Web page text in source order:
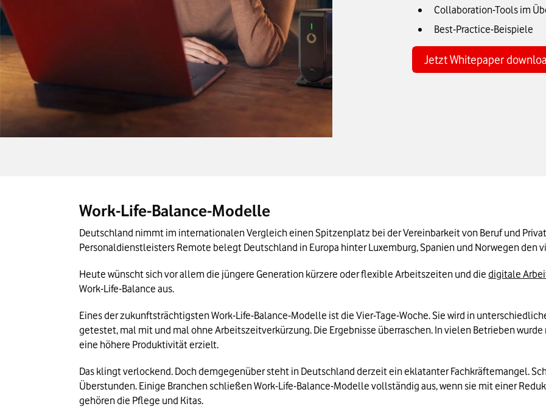
Collaboration-Tools im
Best-Practice-Beispiele
Jetzt Whitepaper
Work-Life-Balance-Modelle
Deutschland nimmt im internationalen Vergleich einen Spitzenplatz bei der Vereinbarkeit von Beruf und
Personaldienstleisters Remote belegt Deutschland in Europa hinter Luxemburg, Spanien und Norwegen den
Heute wünscht sich vor allem die jüngere Generation kürzere oder flexible Arbeitszeiten und die digitale
Work-Life-Balance aus.
Eines der zukunftsträchtigsten Work-Life-Balance-Modelle ist die Vier-Tage-Woche. Sie wird in
getestet, mal mit und mal ohne Arbeitszeitverkürzung. Die Ergebnisse überraschen. In vielen Betrieben
eine höhere Produktivität erzielt.
Das klingt verlockend. Doch demgegenüber steht in Deutschland derzeit ein eklatanter Fachkräftemangel.
Überstunden. Einige Branchen schließen Work-Life-Balance-Modelle vollständig aus, wenn sie mit einer
gehören die Pflege und Kitas.